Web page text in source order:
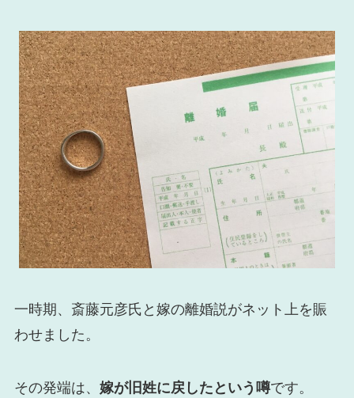
一時期、斎藤元彦氏と嫁の離婚説がネット上を賑
わせました。
その発端は、 嫁が旧姓に戻したという噂です。